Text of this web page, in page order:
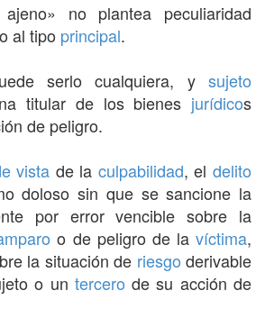
ajeno» no plantea peculiaridad
al tipo principal.
serlo cualquiera, ysujeto
titular de los bienes jurídicos
de peligro.
vista de la culpabilidad, eldelito
doloso sin que se sancione la
por error vencible sobre la
o de peligro de la víctima,
la situación de riesgo derivable
o un tercero de su acción de